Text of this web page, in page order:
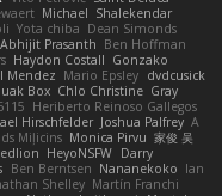
Michael Shalekendar
Yota chiba Dean Simonds
Abhijit Prasanth Ben Hoffman
Haydon Costall Gonzako
Mendez Mario Epsley dvdcusick
Box Chlo Christine Gray
Heriberto Reinoso Gallegos
Hirschfelder Joshua Palfrey A
Miļicins Monica Pirvu 家俊 吴
HeyoNSFW Darry
Ben Berntsen Nananekoko Ian
Shelley Martín Franchi